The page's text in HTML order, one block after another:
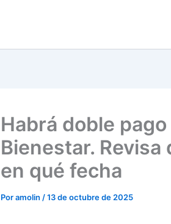
Habrá doble
Bienestar.
en qué fecha
Poramolin /13 de octubre de 2025